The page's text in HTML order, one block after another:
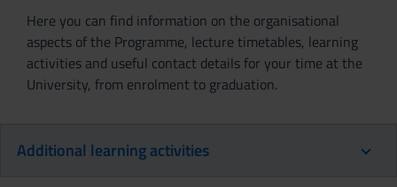
Here you can find information on the organisational
aspects of the Programme, lecture timetables, learning
activities and useful contact details for your time at the
University, from enrolment to graduation.
Additional learning activities